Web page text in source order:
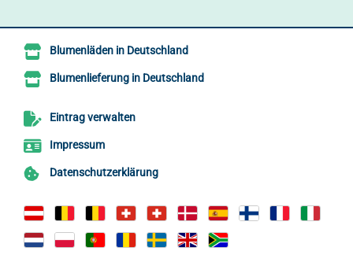
Blumenläden in Deutschland
Blumenlieferung in Deutschland
Eintrag verwalten
Impressum
Datenschutzerklärung